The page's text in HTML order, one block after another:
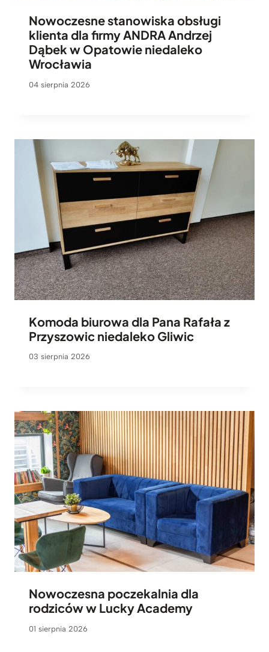
Nowoczesne stanowiska obsługi
klienta dla firmy ANDRA Andrzej
Dąbek w Opatowie niedaleko
Wrocławia
04 sierpnia 2026
Komoda biurowa dla Pana Rafała z
Przyszowic niedaleko Gliwic
03 sierpnia 2026
Nowoczesna poczekalnia dla
rodziców w Lucky Academy
01 sierpnia 2026